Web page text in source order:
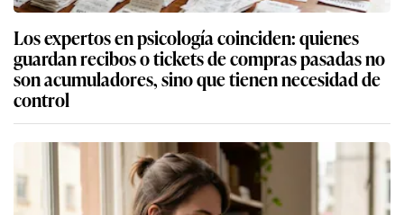
Los expertos en psicología coinciden: quienes
guardan recibos o tickets de compras pasadas no
son acumuladores, sino que tienen necesidad de
control